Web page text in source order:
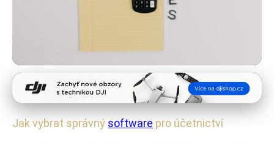
Software a aplikace
Jak Vybrat Účetní Software:
Jak vybrat správný software pro účetnictví